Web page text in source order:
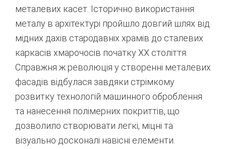
металевих касет. Історично використання
металу в архітектурі пройшло довгий шлях від
мідних дахів стародавніх храмів до сталевих
каркасів хмарочосів початку ХХ століття.
Справжня ж революція у створенні металевих
фасадів відбулася завдяки стрімкому
розвитку технологій машинного оброблення
та нанесення полімерних покриттів, що
дозволило створювати легкі, міцні та
візуально досконалі навісні елементи.